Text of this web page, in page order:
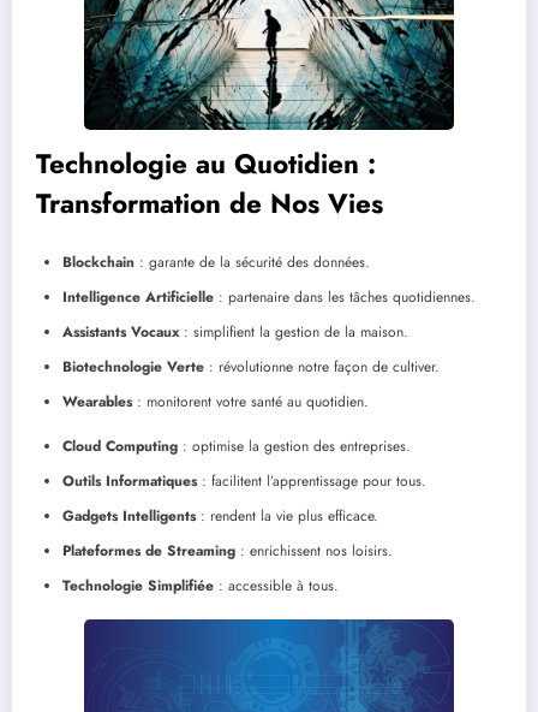
Technologie au Quotidien :
Transformation de Nos Vies
Blockchain : garante de la sécurité des données.
Intelligence Artificielle : partenaire dans les tâches quotidiennes.
Assistants Vocaux : simplifient la gestion de la maison.
Biotechnologie Verte : révolutionne notre façon de cultiver.
Wearables: monitorent votre santé au quotidien.
Cloud Computing : optimise la gestion des entreprises.
Outils Informatiques: facilitent l’apprentissage pour tous.
Gadgets Intelligents: rendent la vie plus efficace.
Plateformes de Streaming : enrichissent nos loisirs.
Technologie Simplifiée : accessible à tous.